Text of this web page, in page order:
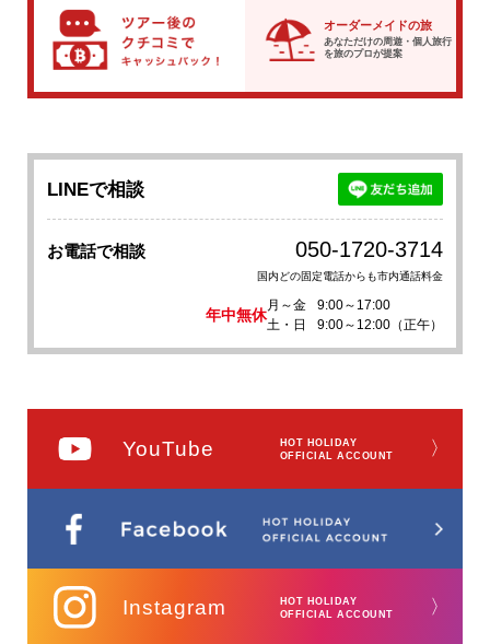
オーダーメイドの旅
あなただけの周遊・個人旅行
を旅のプロが提案
LINEで相談
お電話で相談 050-1720-3714
国内どの固定電話からも市内通話料金
年中無休
月～金
9:00～17:00
土・日
9:00～12:00（正午）
YouTube
HOT HOLIDAY
OFFICIAL ACCOUNT
〉
Instagram
HOT HOLIDAY
OFFICIAL ACCOUNT
〉